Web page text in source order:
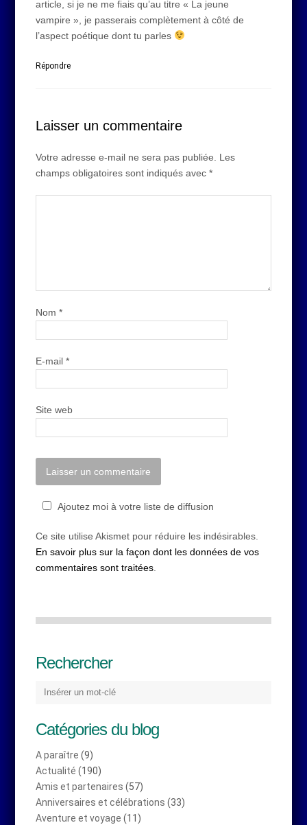
article, si je ne me fiais qu’au titre « La jeune
vampire », je passerais complètement à côté de
l’aspect poétique dont tu parles
Répondre
Laisser un commentaire
Votre adresse e-mail ne sera pas publiée.
Les
champs obligatoires sont indiqués avec*
Nom*
E-mail*
Site web
Ajoutez moi à votre liste de diffusion
Ce site utilise Akismet pour réduire les indésirables.
En savoir plus sur la façon dont les données de vos
commentaires sont traitées
Rechercher
Catégories du blog
A paraître (9)
Actualité (190)
Amis et partenaires (57)
Anniversaires et célébrations (33)
Aventure et voyage (11)